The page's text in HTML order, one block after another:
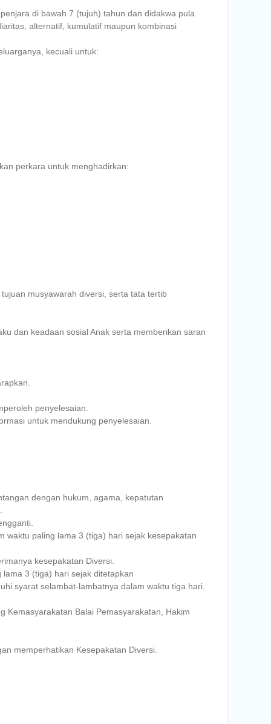
di bawah 7 (tujuh) tahun dan didakwa pula
alternatif, kumulatif maupun kombinasi
kecuali untuk:
perkara untuk menghadirkan:
musyawarah diversi, serta tata tertib
dan keadaan sosial Anak serta memberikan saran
penyelesaian.
untuk mendukung penyelesaian.
dengan hukum, agama, kepatutan
waktu paling lama 3 (tiga) hari sejak kesepakatan
kesepakatan Diversi.
3 (tiga) hari sejak ditetapkan
syarat selambat-lambatnya dalam waktu tiga hari.
Kemasyarakatan Balai Pemasyarakatan, Hakim
memperhatikan Kesepakatan Diversi.